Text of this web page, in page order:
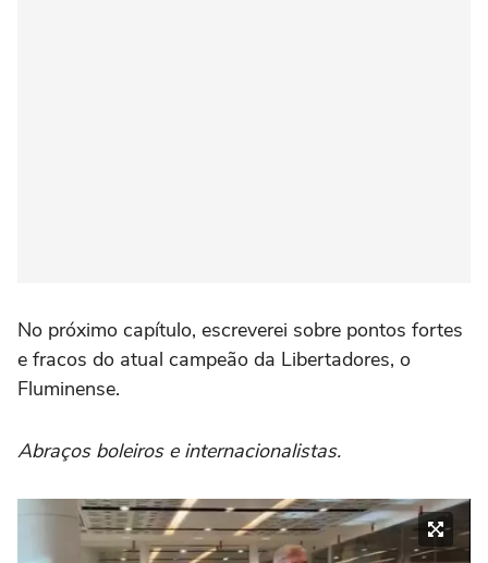
No próximo capítulo, escreverei sobre pontos fortes
e fracos do atual campeão da Libertadores, o
Fluminense.
Abraços boleiros e internacionalistas.